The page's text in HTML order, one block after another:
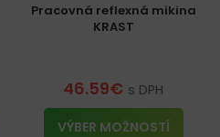
Pracovná reflexná mikina
KRAST
46.59€ s DPH
VÝBER MOŽNOSTÍ